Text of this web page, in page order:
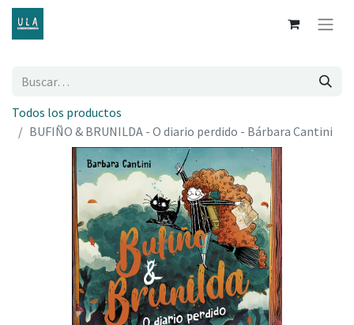
Todos los productos
BUFIÑO & BRUNILDA - O diario perdido - Bárbara Cantini